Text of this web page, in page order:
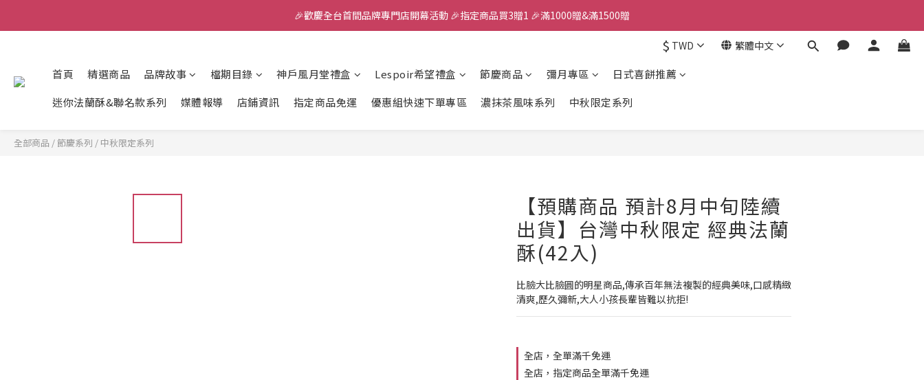
全館滿千免運
🎉歡慶全台首間品牌專門店開幕活動 🎉指定商品買3贈1 🎉滿1000贈&滿1500贈
全館滿千免運
$ TWD 繁體中文
首頁 精選商品 品牌故事 檔期目錄 神戶風月堂禮盒 Lespoir希望禮盒 節慶商品 彌月專區
日式喜餅推薦
迷你法蘭酥&聯名款系列
媒體報導 店鋪資訊 指定商品免運 優惠組快速下單專區 濃抹茶風味系列 中秋限定系列
全部商品 / 節慶系列 / 中秋限定系列
【預購商品 預計8月中旬陸續
出貨】台灣中秋限定 經典法蘭
酥(42入)
比臉大比臉圓的明星商品,傳承百年無法複製的經典美味,口感精緻
清爽,歷久彌新,大人小孩長輩皆難以抗拒!
全店，全單滿千免運
全店，指定商品全單滿千免運